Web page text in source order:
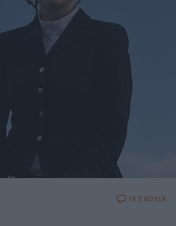
14 ΣΧΟΛΙΑ